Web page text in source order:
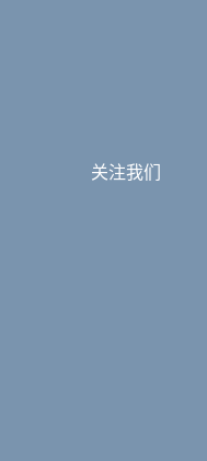
关注我们